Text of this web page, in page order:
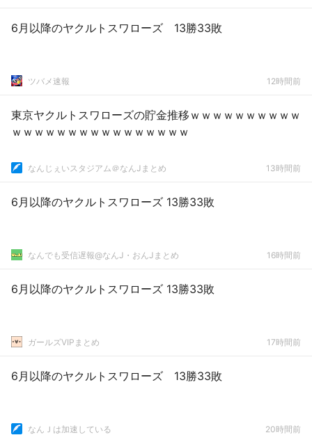
6月以降のヤクルトスワローズ 13勝33敗
ツバメ速報 12時間前
東京ヤクルトスワローズの貯金推移ｗｗｗｗｗｗｗｗｗｗ
ｗｗｗｗｗｗｗｗｗｗｗｗｗｗｗｗ
なんじぇいスタジアム＠なんJまとめ 13時間前
6月以降のヤクルトスワローズ 13勝33敗
なんでも受信遅報@なんJ・おんJまとめ 16時間前
6月以降のヤクルトスワローズ 13勝33敗
ガールズVIPまとめ 17時間前
6月以降のヤクルトスワローズ 13勝33敗
なんＪは加速している 20時間前